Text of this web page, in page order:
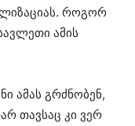
როგორ
ამის
ამას გრძნობენ,
თავსაც კი ვერ